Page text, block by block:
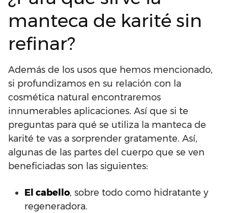
manteca de karité sin
refinar?
Además de los usos que hemos mencionado,
si profundizamos en su relación con la
cosmética natural encontraremos
innumerables aplicaciones. Así que si te
preguntas para qué se utiliza la manteca de
karité te vas a sorprender gratamente. Así,
algunas de las partes del cuerpo que se ven
beneficiadas son las siguientes:
El cabello, sobre todo como hidratante y
regeneradora.